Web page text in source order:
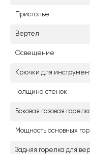
Пристолье
Вертел
Освещение
Крючки для
Толщина стенок
Боковая газовая
Мощность основных
Задняя горелка для